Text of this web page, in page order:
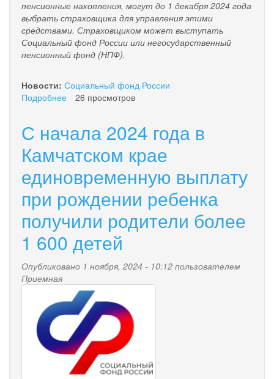
пенсионные накопления, могут до 1 декабря 2024 года
выбрать страховщика для управления этими
средствами. Страховщиком может выступать
Социальный фонд России или негосударственный
пенсионный фонд (НПФ).
Новости: Социальный фонд России
Подробнее
декабря
Камчатского
могут
выбрать
страховщика
пенсионных
накоплений
26 просмотров
С начала 2024 года в
Камчатском крае
единовременную выплату
при рождении ребенка
получили родители более
1 600 детей
Опубликовано 1 ноября, 2024 - 10:12 пользователем
Приемная
pensionnyy_fond.png